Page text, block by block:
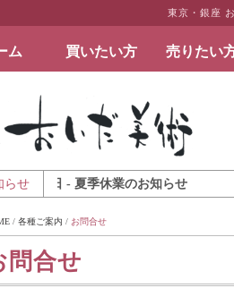
東京・銀座
ム 買いたい方 売りたい
ど美術品の販売と買取 | 東京・銀座
らせ
- 夏季休業のお知らせ
/ 各種ご案内 / お問合せ
問合せ